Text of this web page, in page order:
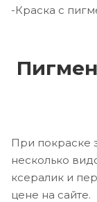
-Краска с
При покраске
несколько
ксералик и
цене на сайте.